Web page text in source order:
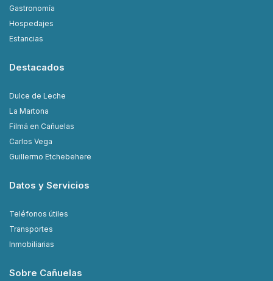
Gastronomía
Hospedajes
Estancias
Destacados
Dulce de Leche
La Martona
Filmá en Cañuelas
Carlos Vega
Guillermo Etchebehere
Datos y Servicios
Teléfonos útiles
Transportes
Inmobiliarias
Sobre Cañuelas